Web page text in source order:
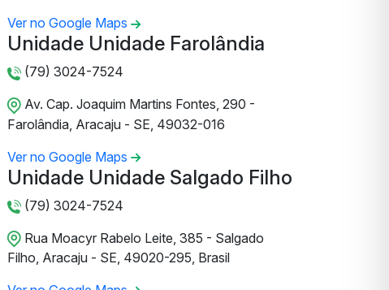
Ver no Google Maps
Unidade Unidade Farolândia
(79) 3024-7524
Av. Cap. Joaquim Martins Fontes, 290 -
Farolândia, Aracaju - SE, 49032-016
Ver no Google Maps
Unidade Unidade Salgado Filho
(79) 3024-7524
Rua Moacyr Rabelo Leite, 385 - Salgado
Filho, Aracaju - SE, 49020-295, Brasil